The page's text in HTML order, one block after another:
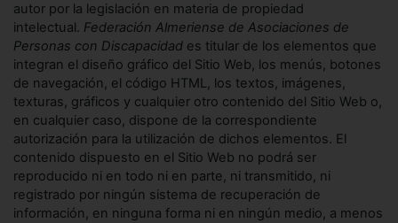
autor por la legislación en materia de propiedad
intelectual. Federación Almeriense de Asociaciones de
Personas con Discapacidad es titular de los elementos que
integran el diseño gráfico del Sitio Web, los menús, botones
de navegación, el código HTML, los textos, imágenes,
texturas, gráficos y cualquier otro contenido del Sitio Web o,
en cualquier caso, dispone de la correspondiente
autorización para la utilización de dichos elementos. El
contenido dispuesto en el Sitio Web no podrá ser
reproducido ni en todo ni en parte, ni transmitido, ni
registrado por ningún sistema de recuperación de
información, en ninguna forma ni en ningún medio, a menos